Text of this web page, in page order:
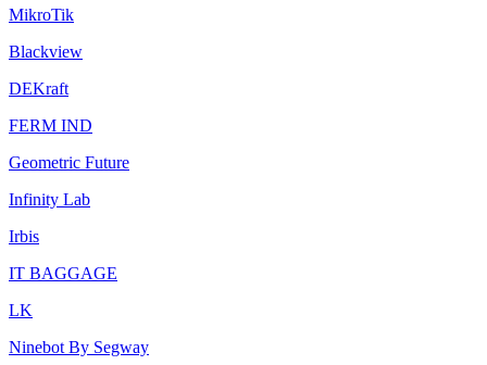
MikroTik
Blackview
DEKraft
FERM IND
Geometric Future
Infinity Lab
Irbis
IT BAGGAGE
LK
Ninebot By Segway